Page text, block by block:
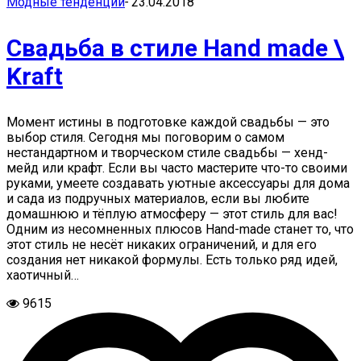
Свадьба в стиле Hand made \
Kraft
Момент истины в подготовке каждой свадьбы — это
выбор стиля. Сегодня мы поговорим о самом
нестандартном и творческом стиле свадьбы — хенд-
мейд или крафт. Если вы часто мастерите что-то своими
руками, умеете создавать уютные аксессуары для дома
и сада из подручных материалов, если вы любите
домашнюю и тёплую атмосферу — этот стиль для вас!
Одним из несомненных плюсов Hand-made станет то, что
этот стиль не несёт никаких ограничений, и для его
создания нет никакой формулы. Есть только ряд идей,
хаотичный…
9615